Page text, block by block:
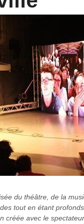
du théâtre, de la
tout en étant
créée avec le